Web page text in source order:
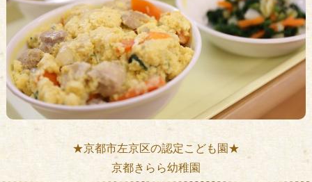
★京都市左京区の認定こども園★
京都きらら幼稚園